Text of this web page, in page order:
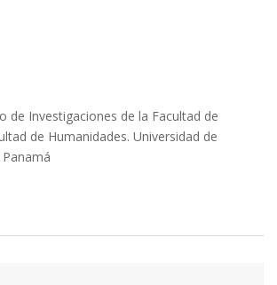
de Investigaciones de la Facultad de
de Humanidades. Universidad de